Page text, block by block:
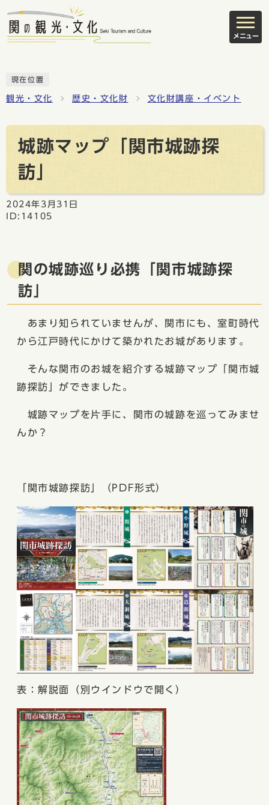
メニュー
現在位置
観光・文化 歴史・文化財 文化財講座・イベント
城跡マップ「関市城跡探
訪」
2024年3月31日
ID:14105
関の城跡巡り必携「関市城跡探
訪」
あまり知られていませんが、関市にも、室町時代
から江戸時代にかけて築かれたお城があります。
そんな関市のお城を紹介する城跡マップ「関市城
跡探訪」ができました。
城跡マップを片手に、関市の城跡を巡ってみませ
んか？
「関市城跡探訪」（PDF形式）
表：解説面（別ウインドウで開く）